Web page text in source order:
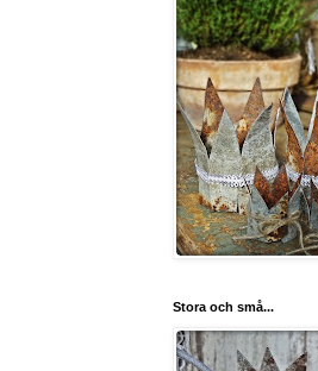
Stora och små...